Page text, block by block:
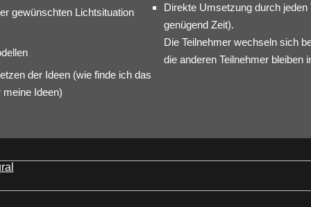
gewünschten Lichtsituation
der Ideen (wie finde ich das
Ideen)
Direkte Umsetzung durch jeden
genügend Zeit).
Die Teilnehmer wechseln sich
die anderen Teilnehmer bleiben